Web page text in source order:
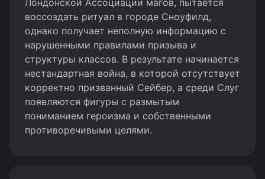
Лондонской Ассоциации магов, пытается
воссоздать ритуал в городе Сноуфилд,
однако получает неполную информацию с
нарушенными правилами призыва и
структуры классов. В результате начинается
нестандартная война, в которой отсутствует
корректно призванный Сейбер, а среди Слуг
появляются фигуры с размытым
пониманием героизма и собственными
противоречивыми целями.